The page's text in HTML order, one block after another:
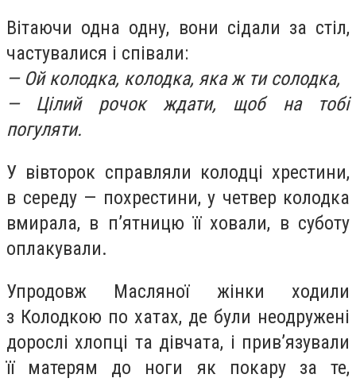
Вітаючи одна одну, вони сідали за стіл,
частувалися і співали:
— Ой колодка, колодка, яка ж ти солодка,
— Цілий рочок ждати, щоб на тобі
погуляти.
У вівторок справляли колодці хрестини,
в середу — похрестини, у четвер колодка
вмирала, в п’ятницю її ховали, в суботу
оплакували.
Упродовж Масляної жінки ходили
з Колодкою по хатах, де були неодружені
дорослі хлопці та дівчата, і прив’язували
її матерям до ноги як покару за те,